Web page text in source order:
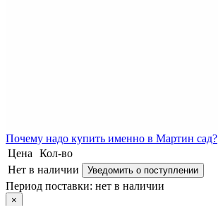
Почему надо купить именно в Мартин сад?
Цена
Кол-во
Нет в наличии
Уведомить о поступлении
Период поставки: нет в наличии
×